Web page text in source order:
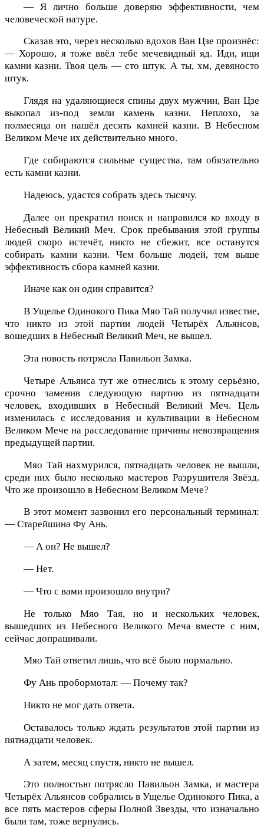
— Я лично больше доверяю эффективности, чем
человеческой натуре.
Сказав это, через несколько вдохов Ван Цзе произнёс:
— Хорошо, я тоже ввёл тебе мечевидный яд. Иди, ищи
камни казни. Твоя цель — сто штук. А ты, хм, девяносто
штук.
Глядя на удаляющиеся спины двух мужчин, Ван Цзе
выкопал из-под земли камень казни. Неплохо, за
полмесяца он нашёл десять камней казни. В Небесном
Великом Мече их действительно много.
Где собираются сильные существа, там обязательно
есть камни казни.
Надеюсь, удастся собрать здесь тысячу.
Далее он прекратил поиск и направился ко входу в
Небесный Великий Меч. Срок пребывания этой группы
людей скоро истечёт, никто не сбежит, все останутся
собирать камни казни. Чем больше людей, тем выше
эффективность сбора камней казни.
Иначе как он один справится?
В Ущелье Одинокого Пика Мяо Тай получил известие,
что никто из этой партии людей Четырёх Альянсов,
вошедших в Небесный Великий Меч, не вышел.
Эта новость потрясла Павильон Замка.
Четыре Альянса тут же отнеслись к этому серьёзно,
срочно заменив следующую партию из пятнадцати
человек, входивших в Небесный Великий Меч. Цель
изменилась с исследования и культивации в Небесном
Великом Мече на расследование причины невозвращения
предыдущей партии.
Мяо Тай нахмурился, пятнадцать человек не вышли,
среди них было несколько мастеров Разрушителя Звёзд.
Что же произошло в Небесном Великом Мече?
В этот момент зазвонил его персональный терминал:
— Старейшина Фу Ань.
— А он? Не вышел?
— Нет.
— Что с вами произошло внутри?
Не только Мяо Тая, но и нескольких человек,
вышедших из Небесного Великого Меча вместе с ним,
сейчас допрашивали.
Мяо Тай ответил лишь, что всё было нормально.
Фу Ань пробормотал: — Почему так?
Никто не мог дать ответа.
Оставалось только ждать результатов этой партии из
пятнадцати человек.
А затем, месяц спустя, никто не вышел.
Это полностью потрясло Павильон Замка, и мастера
Четырёх Альянсов собрались в Ущелье Одинокого Пика, а
все пять мастеров сферы Полной Звезды, что изначально
были там, тоже вернулись.